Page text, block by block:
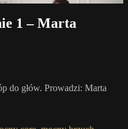
1 – Marta
do głów. Prowadzi: Marta